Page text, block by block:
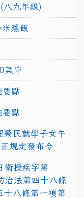
八九年級)
蒸飯
菜單
要點
要點
榮民就學子女午
規定發布令
衛授疾字第
治法第四十八條
十八條第一項第